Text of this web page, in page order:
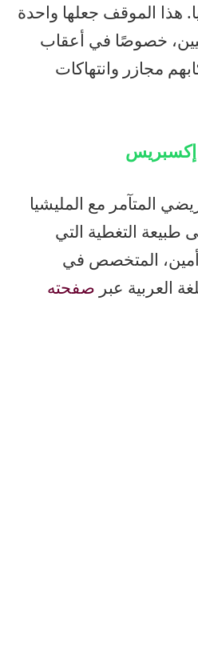
هذا الموقف جعلها واحدة
خصوصًا في أعقاب
مجازر وانتهاكات
إكسبريس
المتآمر مع المليشيا
طبيعة التغطية التي
أمين، المتخصص في
العربية عبر صفحته